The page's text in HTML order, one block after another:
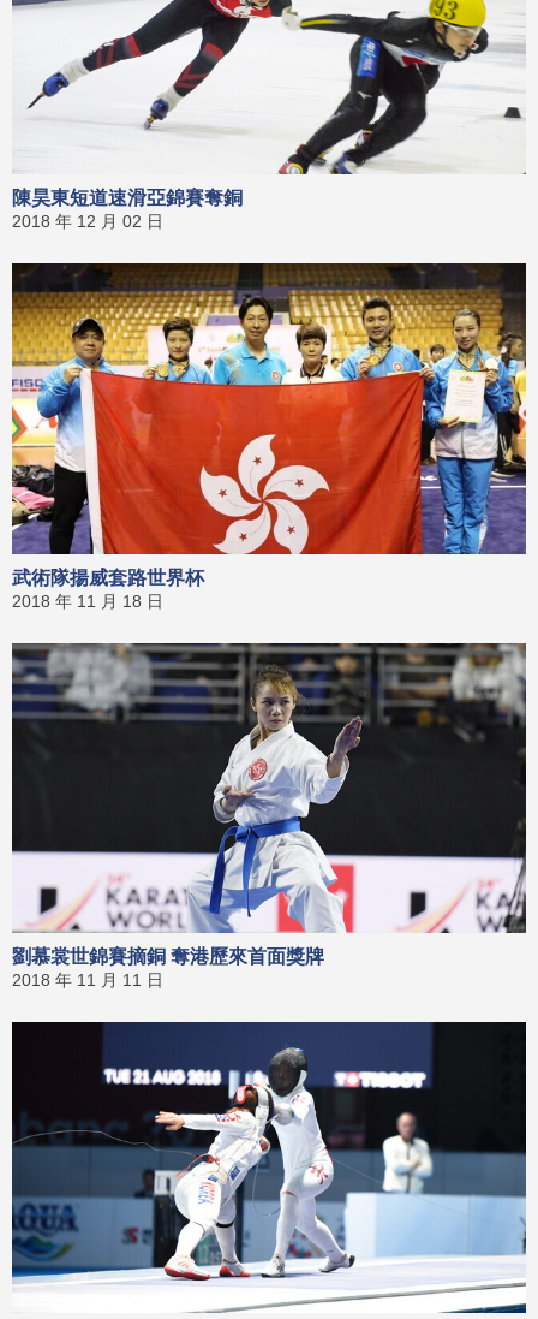
陳昊東短道速滑亞錦賽奪銅
2018 年 12 月 02 日
武術隊揚威套路世界杯
2018 年 11 月 18 日
劉慕裳世錦賽摘銅 奪港歷來首面獎牌
2018 年 11 月 11 日